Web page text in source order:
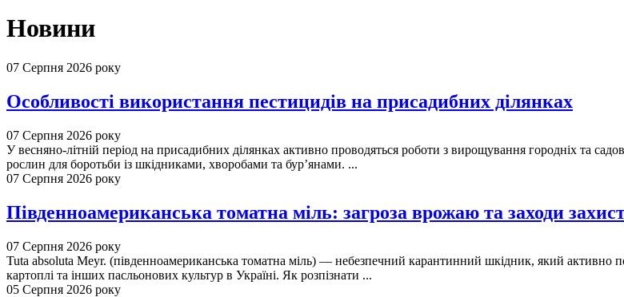
Новини
07 Серпня 2026 року
Особливості використання пестицидів на присадибних ділянках
07 Серпня 2026 року
У весняно-літній період на присадибних ділянках активно проводяться роботи з вирощування городніх та
рослин для боротьби із шкідниками, хворобами та бур’янами. ...
07 Серпня 2026 року
Південноамериканська томатна міль: загроза врожаю та заходи
07 Серпня 2026 року
Tuta absoluta Meyr. (південноамериканська томатна міль) — небезпечний карантинний шкідник, який активно
картоплі та інших пасльонових культур в Україні. Як розпізнати ...
05 Серпня 2026 року